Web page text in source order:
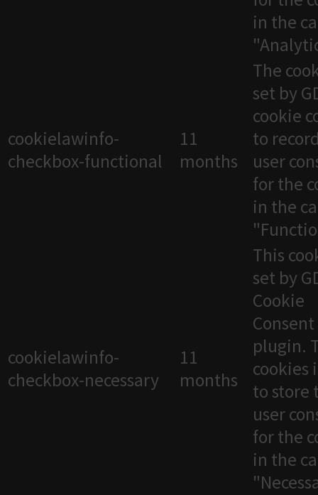
in the
cookielawinfo-
checkbox-functional
11
months
The
set by
cookie
to
user
for the
in the
cookielawinfo-
checkbox-necessary
11
months
This
set by
Cookie
Consent
plugin.
cookies
to store
user
for the
in the